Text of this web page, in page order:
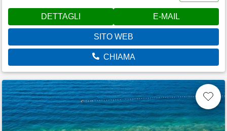
DETTAGLI E-MAIL
SITO WEB
CHIAMA